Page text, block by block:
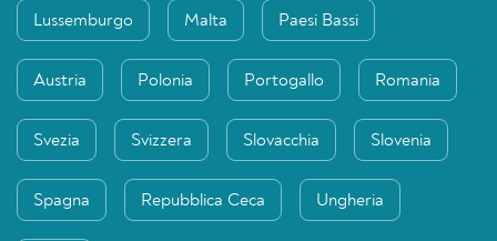
Lussemburgo Malta Paesi Bassi
Austria Polonia Portogallo Romania
Svezia Svizzera Slovacchia Slovenia
Spagna Repubblica Ceca Ungheria